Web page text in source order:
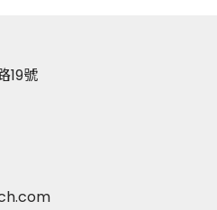
19號